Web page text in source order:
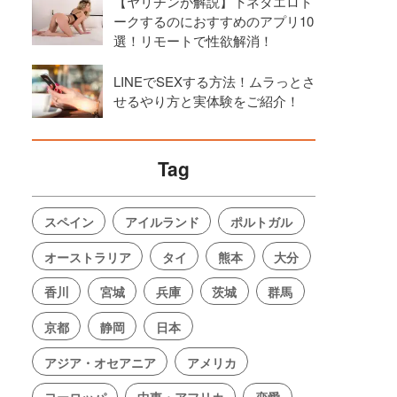
ークするのにおすすめのアプリ10
選！リモートで性欲解消！
LINEでSEXする方法！ムラっとさ
せるやり方と実体験をご紹介！
Tag
スペイン アイルランド
ポルトガル
オーストラリア
タイ 熊本
大分
香川
宮城 兵庫 茨城
群馬
京都
静岡
日本
アジア・オセアニア
アメリカ